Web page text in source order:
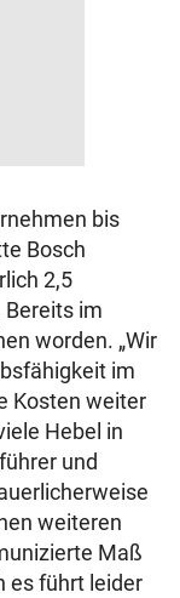
bis
Bosch
2,5
Bereits im
worden. „Wir
im
Kosten weiter
Hebel in
und
weiteren
Maß
es führt leider